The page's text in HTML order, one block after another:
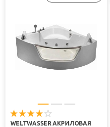
WELTWASSER АКРИЛОВАЯ